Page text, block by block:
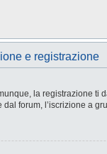
e registrazione
la registrazione
forum, l’iscrizione a